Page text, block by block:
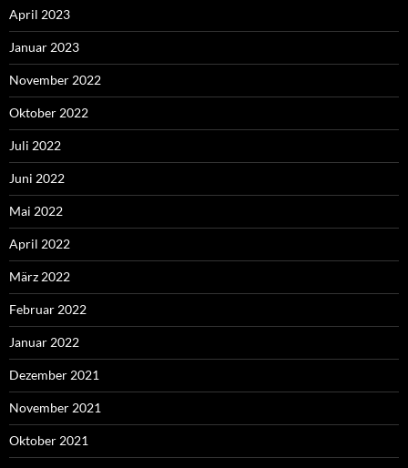
April 2023
Januar 2023
November 2022
Oktober 2022
Juli 2022
Juni 2022
Mai 2022
April 2022
März 2022
Februar 2022
Januar 2022
Dezember 2021
November 2021
Oktober 2021